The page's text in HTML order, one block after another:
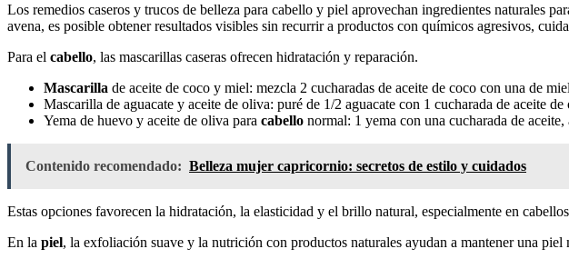
Los remedios caseros y trucos de belleza para cabello y piel aprovechan ingredientes naturales
avena, es posible obtener resultados visibles sin recurrir a productos con químicos agresivos,
Para el cabello, las mascarillas caseras ofrecen hidratación y reparación.
Mascarilla de aceite de coco y miel: mezcla 2 cucharadas de aceite de coco con una de
Mascarilla de aguacate y aceite de oliva: puré de 1/2 aguacate con 1 cucharada de aceite
Yema de huevo y aceite de oliva para cabello normal: 1 yema con una cucharada de
Contenido recomendado: Belleza mujer capricornio: secretos de estilo y cuidados
Estas opciones favorecen la hidratación, la elasticidad y el brillo natural, especialmente en
En la piel, la exfoliación suave y la nutrición con productos naturales ayudan a mantener una piel